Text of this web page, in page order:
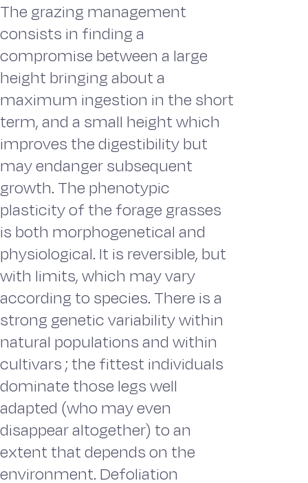
The grazing management
consists in finding a
compromise between a large
height bringing about a
maximum ingestion in the short
term, and a small height which
improves the digestibility but
may endanger subsequent
growth. The phenotypic
plasticity of the forage grasses
is both morphogenetical and
physiological. It is reversible, but
with limits, which may vary
according to species. There is a
strong genetic variability within
natural populations and within
cultivars ; the fittest individuals
dominate those legs well
adapted (who may even
disappear altogether) to an
extent that depends on the
environment. Defoliation